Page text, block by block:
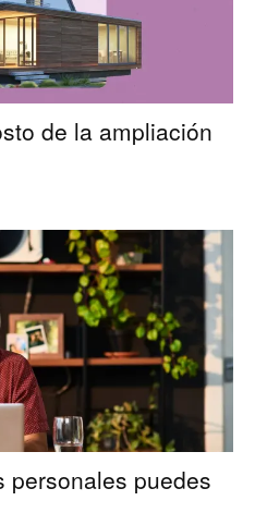
de la ampliación
personales puedes